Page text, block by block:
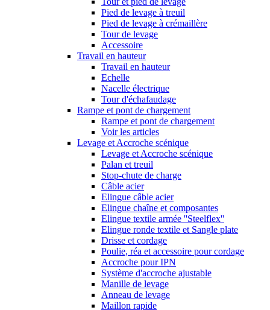
Pied de levage à treuil
Pied de levage à crémaillère
Tour de levage
Accessoire
Travail en hauteur
Travail en hauteur
Echelle
Nacelle électrique
Tour d'échafaudage
Rampe et pont de chargement
Rampe et pont de chargement
Voir les articles
Levage et Accroche scénique
Levage et Accroche scénique
Palan et treuil
Stop-chute de charge
Câble acier
Elingue câble acier
Elingue chaîne et composantes
Elingue textile armée ''Steelflex''
Elingue ronde textile et Sangle plate
Drisse et cordage
Poulie, réa et accessoire pour cordage
Accroche pour IPN
Système d'accroche ajustable
Manille de levage
Anneau de levage
Maillon rapide